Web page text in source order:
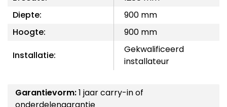
Diepte:
900 mm
Hoogte:
900 mm
Installatie:
Gekwalificeerd
installateur
Garantievorm:1 jaar carry-in of